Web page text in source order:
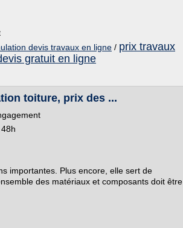
devis travaux en ligne / prix travaux
gratuit en ligne
toiture, prix des ...
importantes. Plus encore, elle sert de
des matériaux et composants doit être